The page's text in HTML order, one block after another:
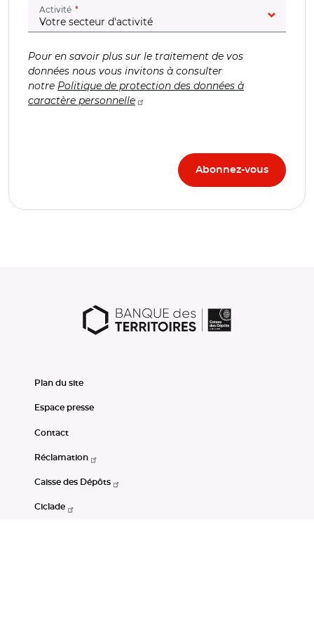
Activité (champ obligatoire)
Pour en savoir plus sur le traitement de vos
données nous vous invitons à consulter
notre Politique de protection des données à
caractère personnelle
Plan du site
Espace presse
Contact
Réclamation
Caisse des Dépôts
Ciclade